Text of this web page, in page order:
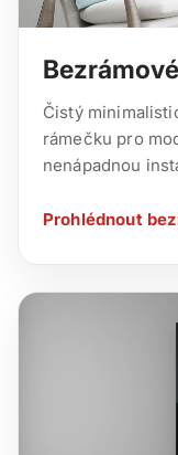
Čistý
rámečku pro
nenápadnou
Prohlédnout